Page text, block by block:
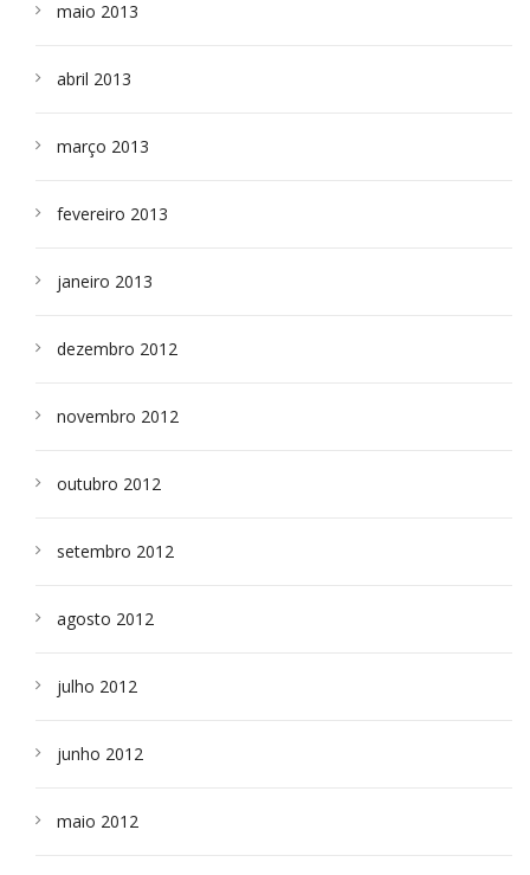
maio 2013
abril 2013
março 2013
fevereiro 2013
janeiro 2013
dezembro 2012
novembro 2012
outubro 2012
setembro 2012
agosto 2012
julho 2012
junho 2012
maio 2012